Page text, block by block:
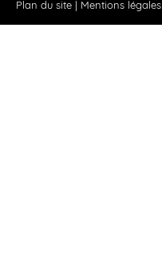
Plan du site | Mentions légales